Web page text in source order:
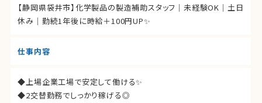
【静岡県袋井市】化学製品の製造補助スタッフ｜未経験OK｜土日
休み｜勤続1年後に時給＋100円UP✨
仕事内容
◆上場企業工場で安定して働ける✨
◆2交替勤務でしっかり稼げる◎